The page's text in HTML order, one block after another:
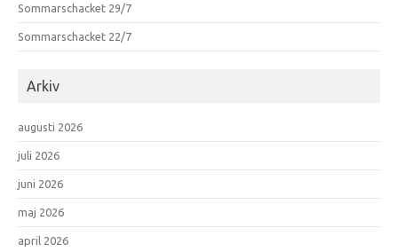
Sommarschacket 29/7
Sommarschacket 22/7
Arkiv
augusti 2026
juli 2026
juni 2026
maj 2026
april 2026